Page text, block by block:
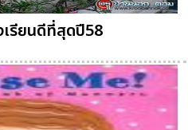
รียนดีที่สุดปี58